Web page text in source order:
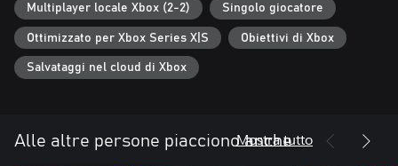
Multiplayer locale Xbox (2-2) Singolo giocatore
Ottimizzato per Xbox Series X|S Obiettivi di Xbox
Salvataggi nel cloud di Xbox
Alle altre persone piacciono anche
Mostra tutto